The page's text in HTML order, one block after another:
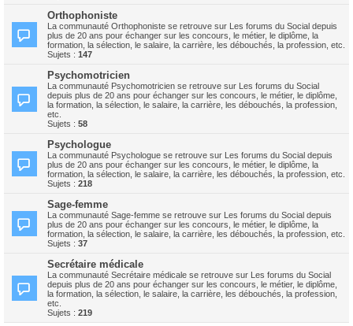
Orthophoniste
La communauté Orthophoniste se retrouve sur Les forums du Social depuis
plus de 20 ans pour échanger sur les concours, le métier, le diplôme, la
formation, la sélection, le salaire, la carrière, les débouchés, la profession, etc.
Sujets : 147
Psychomotricien
La communauté Psychomotricien se retrouve sur Les forums du Social
depuis plus de 20 ans pour échanger sur les concours, le métier, le diplôme,
la formation, la sélection, le salaire, la carrière, les débouchés, la profession,
etc.
Sujets : 58
Psychologue
La communauté Psychologue se retrouve sur Les forums du Social depuis
plus de 20 ans pour échanger sur les concours, le métier, le diplôme, la
formation, la sélection, le salaire, la carrière, les débouchés, la profession, etc.
Sujets : 218
Sage-femme
La communauté Sage-femme se retrouve sur Les forums du Social depuis
plus de 20 ans pour échanger sur les concours, le métier, le diplôme, la
formation, la sélection, le salaire, la carrière, les débouchés, la profession, etc.
Sujets : 37
Secrétaire médicale
La communauté Secrétaire médicale se retrouve sur Les forums du Social
depuis plus de 20 ans pour échanger sur les concours, le métier, le diplôme,
la formation, la sélection, le salaire, la carrière, les débouchés, la profession,
etc.
Sujets : 219